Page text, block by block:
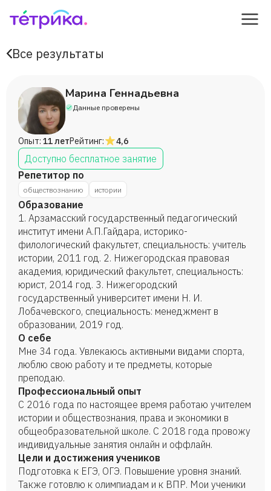
Все результаты
Марина Геннадьевна
Данные проверены
Опыт: 11 летРейтинг: 4,6
Доступно бесплатное занятие
Репетитор по
обществознанию истории
Образование
1. Арзамасский государственный педагогический
институт имени А.П.Гайдара, историко-
филологический факультет, специальность: учитель
истории, 2011 год. 2. Нижегородская правовая
академия, юридический факультет, специальность:
юрист, 2014 год. 3. Нижегородский
государственный университет имени Н. И.
Лобачевского, специальность: менеджмент в
образовании, 2019 год.
О себе
Мне 34 года. Увлекаюсь активными видами спорта,
люблю свою работу и те предметы, которые
преподаю.
Профессиональный опыт
С 2016 года по настоящее время работаю учителем
истории и обществознания, права и экономики в
общеобразовательной школе. С 2018 года провожу
индивидуальные занятия онлайн и оффлайн.
Цели и достижения учеников
Подготовка к ЕГЭ, ОГЭ. Повышение уровня знаний.
Также готовлю к олимпиадам и к ВПР. Мои ученики